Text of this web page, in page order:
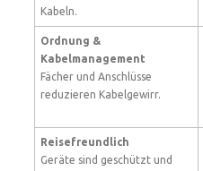
Kabeln.
Ordnung &
Kabelmanagement
Fächer und Anschlüsse
reduzieren Kabelgewirr.
Reisefreundlich
Geräte sind geschützt und